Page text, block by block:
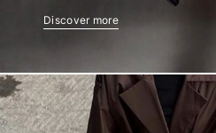
Discover more